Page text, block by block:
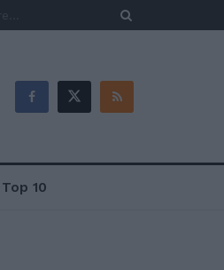
Top 10